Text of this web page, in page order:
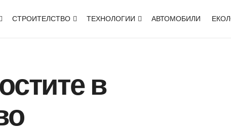
СТРОИТЕЛСТВО ТЕХНОЛОГИИ АВТОМОБИЛИ
в